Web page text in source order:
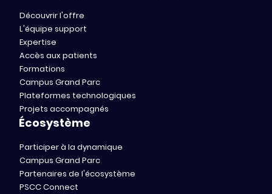
Découvrir l'offre
L'équipe support
Expertise
Accès aux patients
Formations
Campus Grand Parc
Plateformes technologiques
Projets accompagnés
Écosystème
Participer à la dynamique
Campus Grand Parc
Partenaires de l'écosystème
PSCC Connect